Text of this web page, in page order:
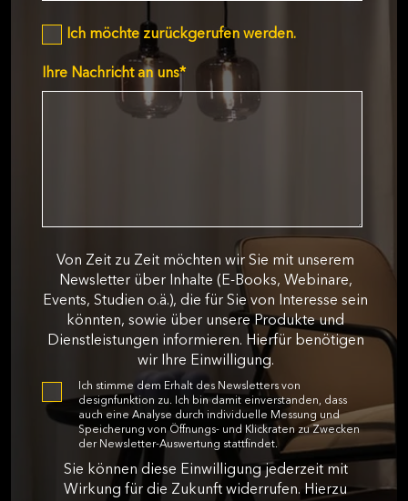
Ich möchte zurückgerufen werden.
Ihre Nachricht an uns*
Von Zeit zu Zeit möchten wir Sie mit unserem
Newsletter über Inhalte (E-Books, Webinare,
Events, Studien o.ä.), die für Sie von Interesse sein
könnten, sowie über unsere Produkte und
Dienstleistungen informieren. Hierfür benötigen
wir Ihre Einwilligung.
Ich stimme dem Erhalt des Newsletters von
designfunktion zu. Ich bin damit einverstanden, dass
auch eine Analyse durch individuelle Messung und
Speicherung von Öffnungs- und Klickraten zu Zwecken
der Newsletter-Auswertung stattfindet.
Sie können diese Einwilligung jederzeit mit
Wirkung für die Zukunft widerrufen. Hierzu